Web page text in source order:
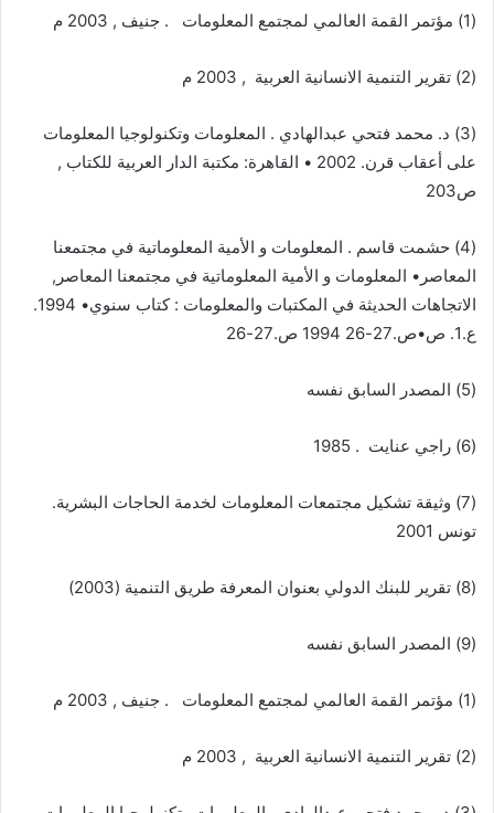
(1) مؤتمر القمة العالمي لمجتمع المعلومات . جنيف , 2003 م
(2) تقرير التنمية الانسانية العربية , 2003 م
(3) د. محمد فتحي عبدالهادي . المعلومات وتكنولوجيا المعلومات
على أعقاب قرن. 2002 • القاهرة: مكتبة الدار العربية للكتاب ,
ص203
(4) حشمت قاسم . المعلومات و الأمية المعلوماتية في مجتمعنا
المعاصر• المعلومات و الأمية المعلوماتية في مجتمعنا المعاصر,
الاتجاهات الحديثة في المكتبات والمعلومات : كتاب سنوي• 1994.
ع.1. ص•ص.27-26 1994 ص.27-26
(5) المصدر السابق نفسه
(6) راجي عنايت . 1985
(7) وثيقة تشكيل مجتمعات المعلومات لخدمة الحاجات البشرية.
تونس 2001
(8) تقرير للبنك الدولي بعنوان المعرفة طريق التنمية (2003)
(9) المصدر السابق نفسه
(1) مؤتمر القمة العالمي لمجتمع المعلومات . جنيف , 2003 م
(2) تقرير التنمية الانسانية العربية , 2003 م